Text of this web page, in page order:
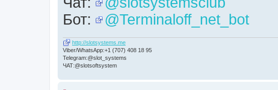
Бот:
@Terminaloff_net_bot
http://slotsystems.me
Viber/WhatsApp:+1 (707) 408 18 95
Telegram:@slot_systems
ЧАТ:@slotsoftsystem